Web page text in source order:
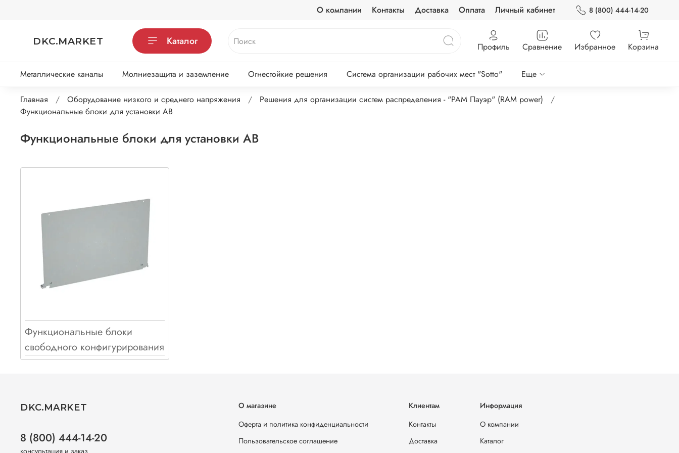
О компании Контакты Доставка Оплата Личный кабинет 8 (800) 444-14-20
DKC.MARKET Каталог Профиль Сравнение Избранное Корзина
Металлические каналы Молниезащита и заземление Огнестойкие решения Система организации рабочих мест "Sotto" Еще
Главная Оборудование низкого и среднего напряжения
Решения для организации систем распределения - "РАМ Пауэр" (RAM power)
Функциональные блоки для установки АВ
Функциональные блоки для установки АВ
Функциональные блоки
свободного конфигурирования
О магазине
Оферта и политика конфиденциальности
Пользовательское соглашение
Клиентам
Контакты
Доставка
Информация
О компании
Каталог
DKC.MARKET
8 (800) 444-14-20